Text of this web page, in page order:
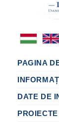
PAGINA
DATE DE
PROIECTE